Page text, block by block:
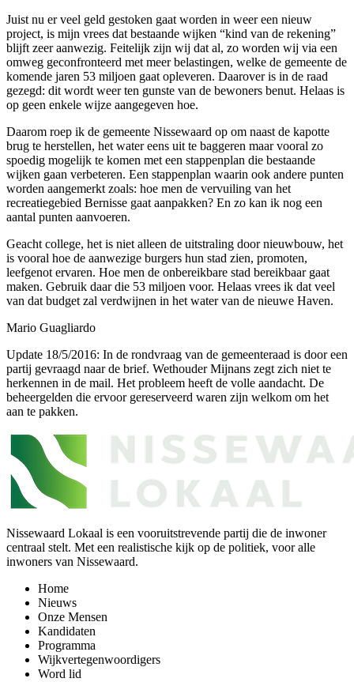
Juist nu er veel geld gestoken gaat worden in weer een nieuw
project, is mijn vrees dat bestaande wijken “kind van de rekening”
blijft zeer aanwezig. Feitelijk zijn wij dat al, zo worden wij via een
omweg geconfronteerd met meer belastingen, welke de gemeente de
komende jaren 53 miljoen gaat opleveren. Daarover is in de raad
gezegd: dit wordt weer ten gunste van de bewoners benut. Helaas is
op geen enkele wijze aangegeven hoe.
Daarom roep ik de gemeente Nissewaard op om naast de kapotte
brug te herstellen, het water eens uit te baggeren maar vooral zo
spoedig mogelijk te komen met een stappenplan die bestaande
wijken gaan verbeteren. Een stappenplan waarin ook andere punten
worden aangemerkt zoals: hoe men de vervuiling van het
recreatiegebied Bernisse gaat aanpakken? En zo kan ik nog een
aantal punten aanvoeren.
Geacht college, het is niet alleen de uitstraling door nieuwbouw, het
is vooral hoe de aanwezige burgers hun stad zien, promoten,
leefgenot ervaren. Hoe men de onbereikbare stad bereikbaar gaat
maken. Gebruik daar die 53 miljoen voor. Helaas vrees ik dat veel
van dat budget zal verdwijnen in het water van de nieuwe Haven.
Mario Guagliardo
Update 18/5/2016: In de rondvraag van de gemeenteraad is door een
partij gevraagd naar de brief. Wethouder Mijnans zegt zich niet te
herkennen in de mail. Het probleem heeft de volle aandacht. De
beheergelden die ervoor gereserveerd waren zijn welkom om het
aan te pakken.
Nissewaard Lokaal is een vooruitstrevende partij die de inwoner
centraal stelt. Met een realistische kijk op de politiek, voor alle
inwoners van Nissewaard.
Home
Nieuws
Onze Mensen
Kandidaten
Programma
Wijkvertegenwoordigers
Word lid